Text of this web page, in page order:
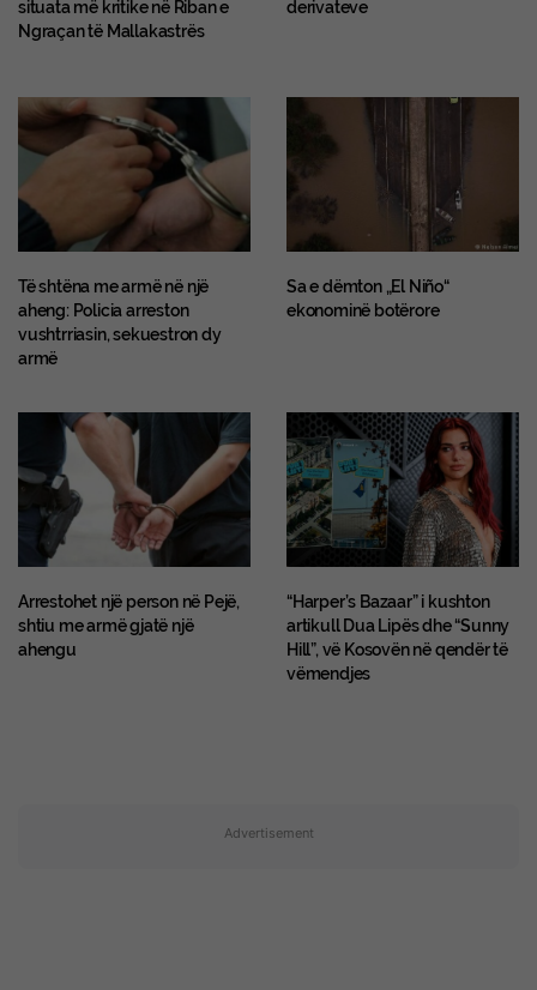
situata më kritike në Riban e
Ngraçan të Mallakastrës
derivateve
Të shtëna me armë në një
aheng: Policia arreston
vushtrriasin, sekuestron dy
armë
Sa e dëmton „El Niño“
ekonominë botërore
Arrestohet një person në Pejë,
shtiu me armë gjatë një
ahengu
“Harper’s Bazaar” i kushton
artikull Dua Lipës dhe “Sunny
Hill”, vë Kosovën në qendër të
vëmendjes
Advertisement